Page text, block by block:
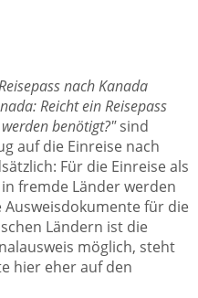
nach Kanada
Reicht ein Reisepass
benötigt?"sind
auf die Einreise nach
Für die Einreise als
fremde Länder werden
für die
Ländern ist die
möglich, steht
hier eher auf den